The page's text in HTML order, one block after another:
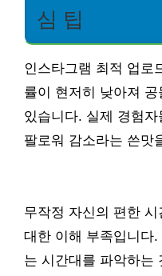
심 팁
인스타그램 최적 업로
률이 현저히 낮아져
있습니다. 실제 경험
팔로워 감소라는 쓴맛
무작정 자신의 편한 시
대한 이해 부족입니다
는 시간대를 파악하는